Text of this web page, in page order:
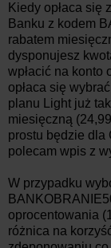
Kiedy opłaca się
Banku z kodem
rabatem
dysponujesz
wpłacić na konto
opłaca się
planu Light już
miesięczną
prostu będzie dla
polecam wpis z
W przypadku
oprocentowania
różnica na